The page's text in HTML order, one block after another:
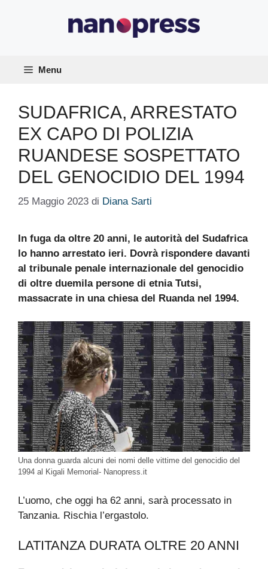
Menu
SUDAFRICA, ARRESTATO
EX CAPO DI POLIZIA
RUANDESE SOSPETTATO
DEL GENOCIDIO DEL 1994
25 Maggio 2023 di Diana Sarti
In fuga da oltre 20 anni, le autorità del Sudafrica
lo hanno arrestato ieri. Dovrà rispondere davanti
al tribunale penale internazionale del genocidio
di oltre duemila persone di etnia Tutsi,
massacrate in una chiesa del Ruanda nel 1994.
Una donna guarda alcuni dei nomi delle vittime del genocidio del
1994 al Kigali Memorial- Nanopress.it
L’uomo, che oggi ha 62 anni, sarà processato in
Tanzania. Rischia l’ergastolo.
LATITANZA DURATA OLTRE 20 ANNI